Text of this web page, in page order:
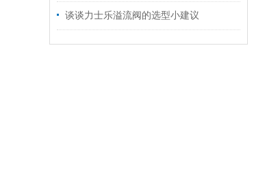
谈谈力士乐溢流阀的选型小建议